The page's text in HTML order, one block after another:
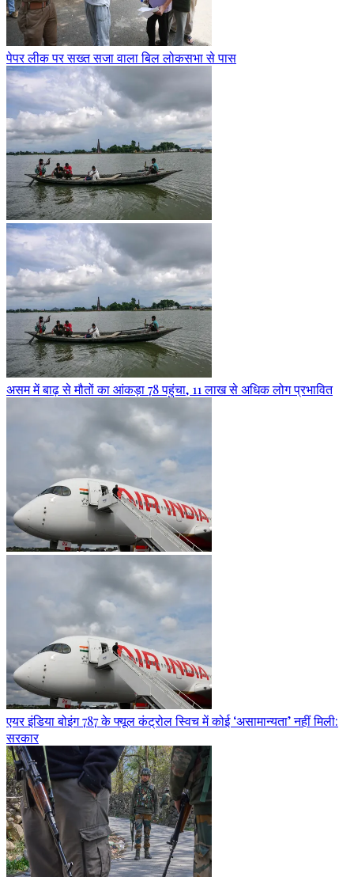
पेपर लीक पर सख्त सजा वाला बिल लोकसभा से पास
असम में बाढ़ से मौतों का आंकड़ा 78 पहुंचा, 11 लाख से अधिक लोग प्रभावित
एयर इंडिया बोइंग 787 के फ्यूल कंट्रोल स्विच में कोई ‘असामान्यता’ नहीं मिली:
सरकार